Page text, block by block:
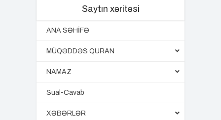
Saytın xəritəsi
ANA SƏHİFƏ
MÜQƏDDƏS QURAN
NAMAZ
Sual-Cavab
XƏBƏRLƏR